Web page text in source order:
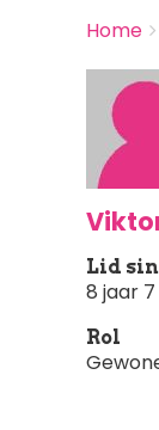
You
here:
Home
Lid
8 jaar
Rol